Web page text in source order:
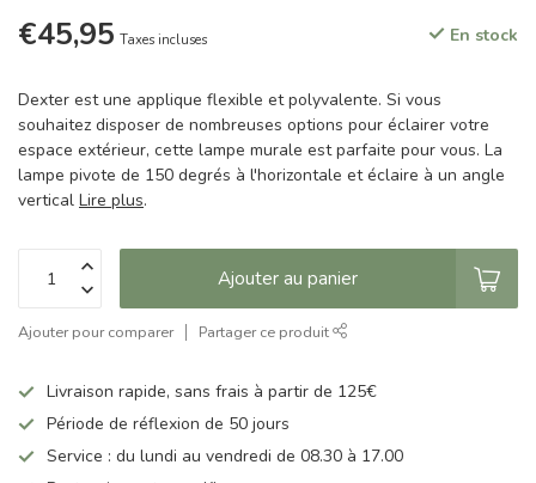
€45,95 Taxes incluses En stock
Dexter est une applique flexible et polyvalente. Si vous
souhaitez disposer de nombreuses options pour éclairer votre
espace extérieur, cette lampe murale est parfaite pour vous. La
lampe pivote de 150 degrés à l'horizontale et éclaire à un angle
vertical Lire plus.
Ajouter au panier
Ajouter pour comparer Partager ce produit
Livraison rapide, sans frais à partir de 125€
Période de réflexion de 50 jours
Service : du lundi au vendredi de 08.30 à 17.00